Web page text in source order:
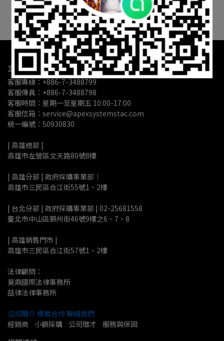
立崴股份有限公司
客服專線：+886-7-3488799
客服傳真：+886-7-3488798
客服時間：星期一至星期五 10:00-17:00
客服信箱：service@apexsystemstac.com
統一編號：50930830
| 高雄總部 |
高雄市左營區文天路80號8樓
| 高雄分部 | 政府採購事業部｜
高雄市三民區合江街55號1、2樓
| 台北分部 | 政府採購事業部 | 02-25681558
臺北市中山區錦州街46號9樓之6、7、8
| 高雄銷售門市 |
高雄市三民區合江街57號1、2樓
法律顧問：
昊鼎國際法律事務所
喆律法律事務所
公司簡介 標案合作聯絡我們
經銷商    小額採購    公司徵才    服務與保固